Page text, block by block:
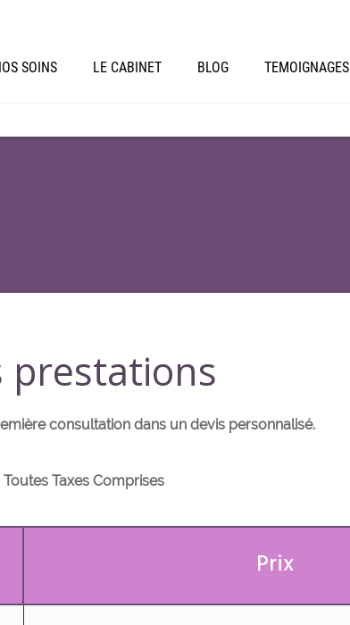
SOINS LE CABINET BLOG TEMOIGNAGES
prestations
consultation dans un devis personnalisé.
Taxes Comprises
Prix